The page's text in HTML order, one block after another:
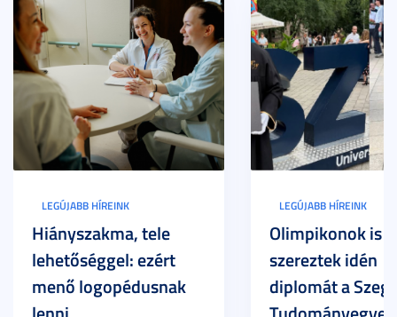
LEGÚJABB HÍREINK
Hiányszakma, tele
lehetőséggel: ezért
menő logopédusnak
LEGÚJABB HÍREINK
Olimpikonok is
szereztek idén
diplomát a